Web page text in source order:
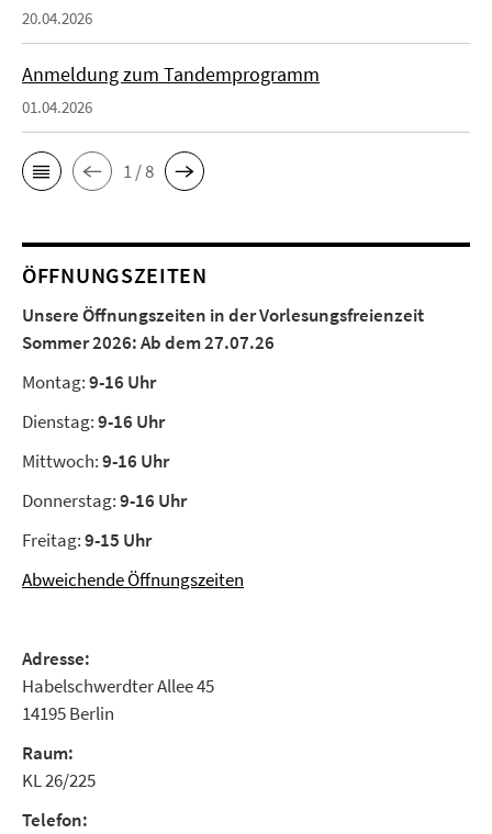
20.04.2026
Anmeldung zum Tandemprogramm
01.04.2026
1 / 8
ÖFFNUNGSZEITEN
Unsere Öffnungszeiten in der Vorlesungsfreienzeit
Sommer 2026:Ab dem 27.07.26
Montag:9-16 Uhr
Dienstag:9-16 Uhr
Mittwoch:9-16 Uhr
Donnerstag:9-16 Uhr
Freitag:9-15 Uhr
Abweichende Öffnungszeiten
Adresse:
Habelschwerdter Allee 45
14195 Berlin
Raum:
KL 26/225
Telefon: